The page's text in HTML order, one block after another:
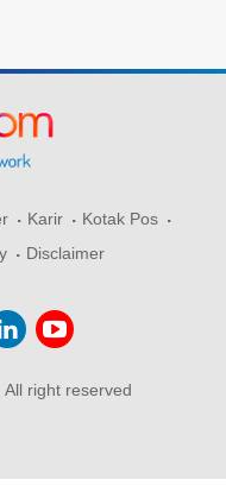
Karir
Kotak Pos
Disclaimer
right reserved